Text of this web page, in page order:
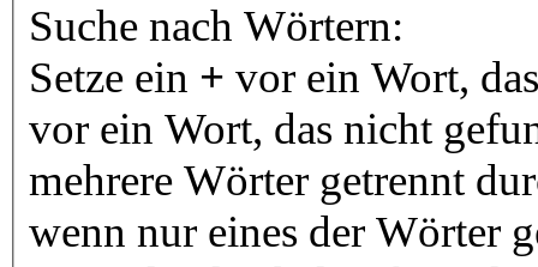
Suche nach Wörtern:
Setze ein + vor ein Wort,
vor ein Wort, das nicht
mehrere Wörter getrennt
wenn nur eines der Wörter